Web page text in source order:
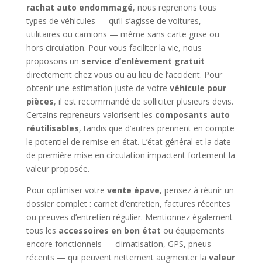
rachat auto endommagé, nous reprenons tous
types de véhicules — qu’il s’agisse de voitures,
utilitaires ou camions — même sans carte grise ou
hors circulation. Pour vous faciliter la vie, nous
proposons un service d’enlèvement gratuit
directement chez vous ou au lieu de l’accident. Pour
obtenir une estimation juste de votre véhicule pour
pièces, il est recommandé de solliciter plusieurs devis.
Certains repreneurs valorisent les composants auto
réutilisables, tandis que d’autres prennent en compte
le potentiel de remise en état. L’état général et la date
de première mise en circulation impactent fortement la
valeur proposée.
Pour optimiser votre vente épave, pensez à réunir un
dossier complet : carnet d’entretien, factures récentes
ou preuves d’entretien régulier. Mentionnez également
tous les accessoires en bon état ou équipements
encore fonctionnels — climatisation, GPS, pneus
récents — qui peuvent nettement augmenter la valeur